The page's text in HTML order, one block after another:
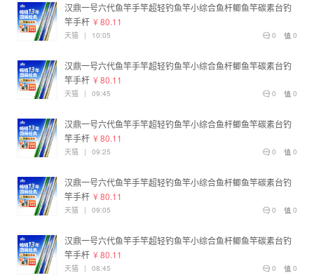
汉鼎一号六代鱼竿手竿超轻钓鱼竿小综合鱼杆鲫鱼竿碳素台钓
竿手杆 ¥ 80.11
0
0
天猫 | 10:05
汉鼎一号六代鱼竿手竿超轻钓鱼竿小综合鱼杆鲫鱼竿碳素台钓
竿手杆 ¥ 80.11
0
0
天猫 | 09:45
汉鼎一号六代鱼竿手竿超轻钓鱼竿小综合鱼杆鲫鱼竿碳素台钓
竿手杆 ¥ 80.11
0
0
天猫 | 09:25
汉鼎一号六代鱼竿手竿超轻钓鱼竿小综合鱼杆鲫鱼竿碳素台钓
竿手杆 ¥ 80.11
0
0
天猫 | 09:05
汉鼎一号六代鱼竿手竿超轻钓鱼竿小综合鱼杆鲫鱼竿碳素台钓
竿手杆 ¥ 80.11
0
0
天猫 | 08:45